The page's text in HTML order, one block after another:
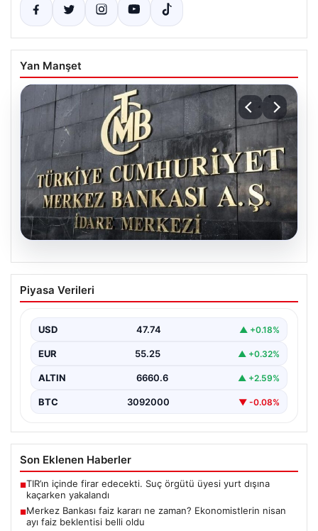
Yan Manşet
08.08.2026
Merkez Bankası faiz kararı ne zaman?
Ekonomistlerin nisan ayı faiz beklentisi
Piyasa Verileri
USD 47.74 ▲ +0.18%
EUR 55.25 ▲ +0.32%
ALTIN 6660.6 ▲ +2.59%
BTC 3092000 ▼ -0.08%
Son Eklenen Haberler
■TIR’ın içinde firar edecekti. Suç örgütü üyesi yurt dışına
kaçarken yakalandı
■Merkez Bankası faiz kararı ne zaman? Ekonomistlerin nisan
ayı faiz beklentisi belli oldu